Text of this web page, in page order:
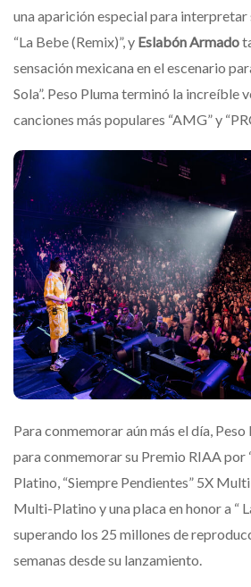
una aparición especial para interpretar
“La Bebe (Remix)”, y Eslabón Armado
sensación mexicana en el escenario
Sola”. Peso Pluma terminó la increíble
canciones más populares “AMG” y
Para conmemorar aún más el día,
para conmemorar su Premio RIAA por
Platino, “Siempre Pendientes” 5X
Multi-Platino y una placa en honor a “
superando los 25 millones de
semanas desde su lanzamiento.